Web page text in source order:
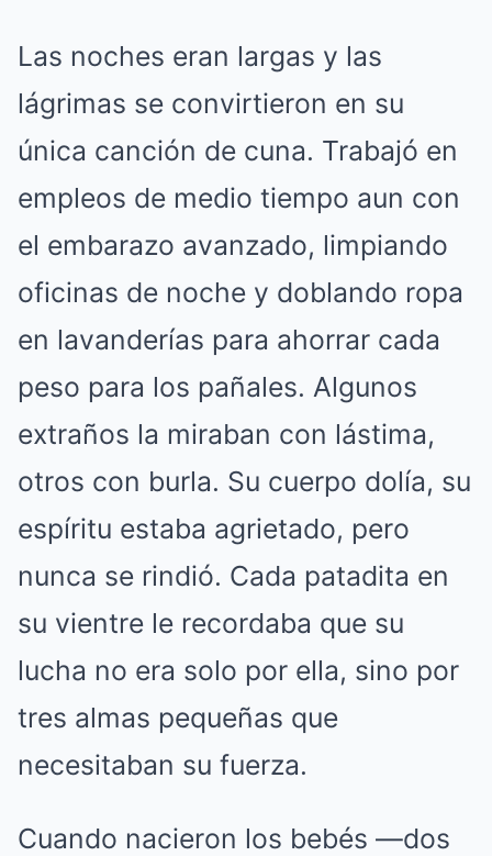
Las noches eran largas y las
lágrimas se convirtieron en su
única canción de cuna. Trabajó en
empleos de medio tiempo aun con
el embarazo avanzado, limpiando
oficinas de noche y doblando ropa
en lavanderías para ahorrar cada
peso para los pañales. Algunos
extraños la miraban con lástima,
otros con burla. Su cuerpo dolía, su
espíritu estaba agrietado, pero
nunca se rindió. Cada patadita en
su vientre le recordaba que su
lucha no era solo por ella, sino por
tres almas pequeñas que
necesitaban su fuerza.
Cuando nacieron los bebés —dos